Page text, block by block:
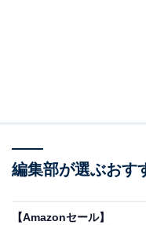
Amazonのセール商品から
編集部が選ぶおす
【Amazonセール】